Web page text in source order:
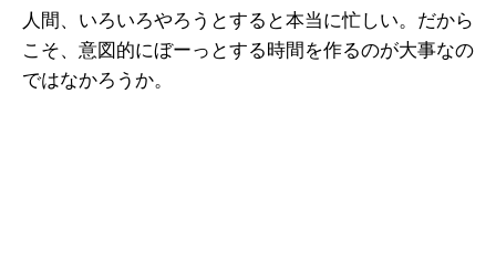
人間、いろいろやろうとすると本当に忙しい。だから
こそ、意図的にぼーっとする時間を作るのが大事なの
ではなかろうか。